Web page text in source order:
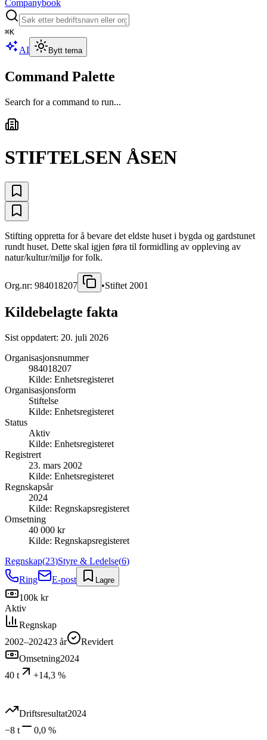
Companybook
⌘K
AI Bytt tema
Command Palette
Search for a command to run...
STIFTELSEN ÅSEN
Stifting oppretta for å bevare det eldste huset i bygda og gardstunet
rundt huset. Dette skal igjen føra til formidling av oppleving av
natur/kultur/miljø for folk.
Org.nr: 984018207 •Stiftet 2001
Kildebelagte fakta
Sist oppdatert: 20. juli 2026
Organisasjonsnummer
984018207
Kilde: Enhetsregisteret
Organisasjonsform
Stiftelse
Kilde: Enhetsregisteret
Status
Aktiv
Kilde: Enhetsregisteret
Registrert
23. mars 2002
Kilde: Enhetsregisteret
Regnskapsår
2024
Kilde: Regnskapsregisteret
Omsetning
40 000 kr
Kilde: Regnskapsregisteret
Regnskap(23)Styre & Ledelse(6)
Ring
E-post Lagre
100k kr
Aktiv
Regnskap
2002–202423 år
Revidert
Omsetning2024
40 t
+14,3 %
Driftsresultat2024
−8 t
0,0 %